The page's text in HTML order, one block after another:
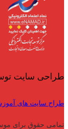
طراحی سایت
طراح سایت های
تمامی حقوق برای